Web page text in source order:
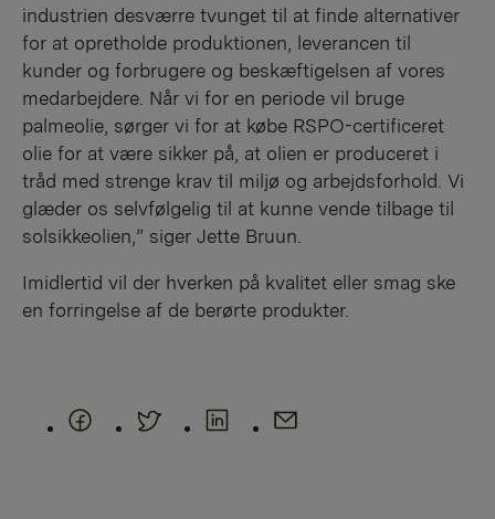
industrien desværre tvunget til at finde alternativer
for at opretholde produktionen, leverancen til
kunder og forbrugere og beskæftigelsen af vores
medarbejdere. Når vi for en periode vil bruge
palmeolie, sørger vi for at købe RSPO-certificeret
olie for at være sikker på, at olien er produceret i
tråd med strenge krav til miljø og arbejdsforhold. Vi
glæder os selvfølgelig til at kunne vende tilbage til
solsikkeolien,” siger Jette Bruun.
Imidlertid vil der hverken på kvalitet eller smag ske
en forringelse af de berørte produkter.